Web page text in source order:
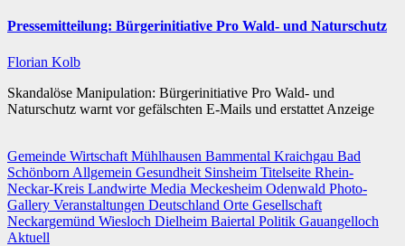
Pressemitteilung: Bürgerinitiative Pro Wald- und Naturschutz
Florian Kolb
Skandalöse Manipulation: Bürgerinitiative Pro Wald- und
Naturschutz warnt vor gefälschten E-Mails und erstattet Anzeige
Gemeinde Wirtschaft Mühlhausen Bammental Kraichgau Bad
Schönborn Allgemein Gesundheit Sinsheim Titelseite Rhein-
Neckar-Kreis Landwirte Media Meckesheim Odenwald Photo-
Gallery Veranstaltungen Deutschland Orte Gesellschaft
Neckargemünd Wiesloch Dielheim Baiertal Politik Gauangelloch
Aktuell